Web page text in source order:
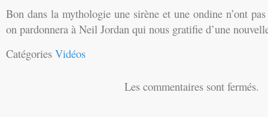
Bon dans la mythologie une sirène et une ondine n’ont
on pardonnera à Neil Jordan qui nous gratifie d’une
Catégories Vidéos
Les commentaires sont fermés.